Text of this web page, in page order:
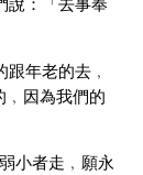
年老的去﹐
因為我們的
小者走﹐願永